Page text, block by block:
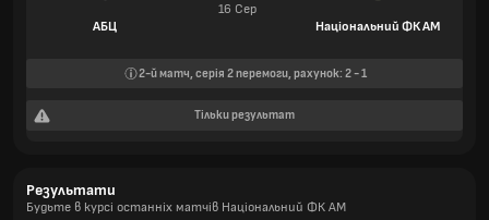
АБЦ
16 Сер
Національний ФК AM
2-йматч, серія 2перемоги, рахунок: 2-1
Тільки результат
Результати
Будьте в курсі останніх матчів Національний ФК AM